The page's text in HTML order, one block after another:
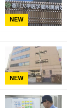
NEW
NEW